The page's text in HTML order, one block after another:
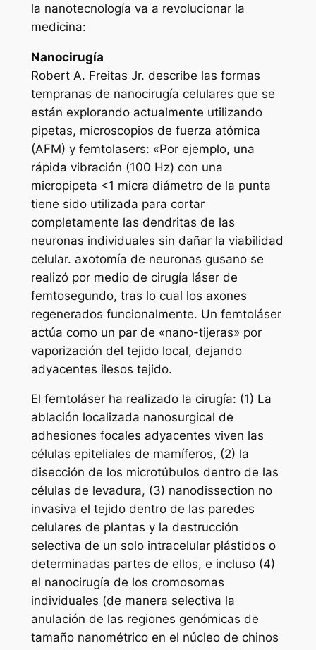
la nanotecnología va a revolucionar la
medicina:
Nanocirugía
Robert A. Freitas Jr. describe las formas
tempranas de nanocirugía celulares que se
están explorando actualmente utilizando
pipetas, microscopios de fuerza atómica
(AFM) y femtolasers: «Por ejemplo, una
rápida vibración (100 Hz) con una
micropipeta <1 micra diámetro de la punta
tiene sido utilizada para cortar
completamente las dendritas de las
neuronas individuales sin dañar la viabilidad
celular. axotomía de neuronas gusano se
realizó por medio de cirugía láser de
femtosegundo, tras lo cual los axones
regenerados funcionalmente. Un femtoláser
actúa como un par de «nano-tijeras» por
vaporización del tejido local, dejando
adyacentes ilesos tejido.
El femtoláser ha realizado la cirugía: (1) La
ablación localizada nanosurgical de
adhesiones focales adyacentes viven las
células epiteliales de mamíferos, (2) la
disección de los microtúbulos dentro de las
células de levadura, (3) nanodissection no
invasiva el tejido dentro de las paredes
celulares de plantas y la destrucción
selectiva de un solo intracelular plástidos o
determinadas partes de ellos, e incluso (4)
el nanocirugía de los cromosomas
individuales (de manera selectiva la
anulación de las regiones genómicas de
tamaño nanométrico en el núcleo de chinos